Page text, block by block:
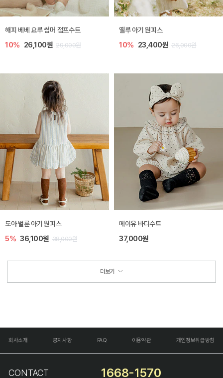
해피 베베 요루 썸머 점프수트
10% 26,100원 29,000원
옐루 아기 원피스
10% 23,400원 26,000원
도아 벌룬 아기 원피스
5% 36,100원 38,000원
메이유 바디수트
37,000원
더보기
회사소개 공지사항 FAQ 이용약관 개인정보취급방침
CONTACT 1668-1570